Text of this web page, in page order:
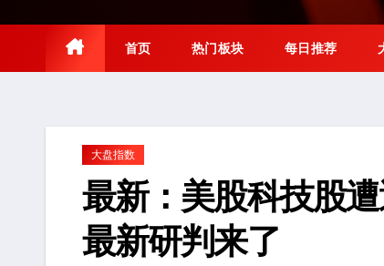
首页 热门板块 每日推荐
大盘指数
最新：美股科技股
最新研判来了